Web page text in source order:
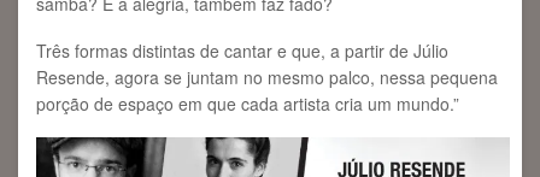
Três formas distintas de cantar e que, a partir de Júlio
Resende, agora se juntam no mesmo palco, nessa pequena
porção de espaço em que cada artista cria um mundo.”